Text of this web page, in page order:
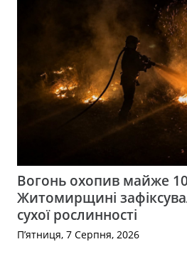
Вогонь охопив майже 10
Житомирщині
сухої рослинності
П’ятниця, 7 Серпня, 2026